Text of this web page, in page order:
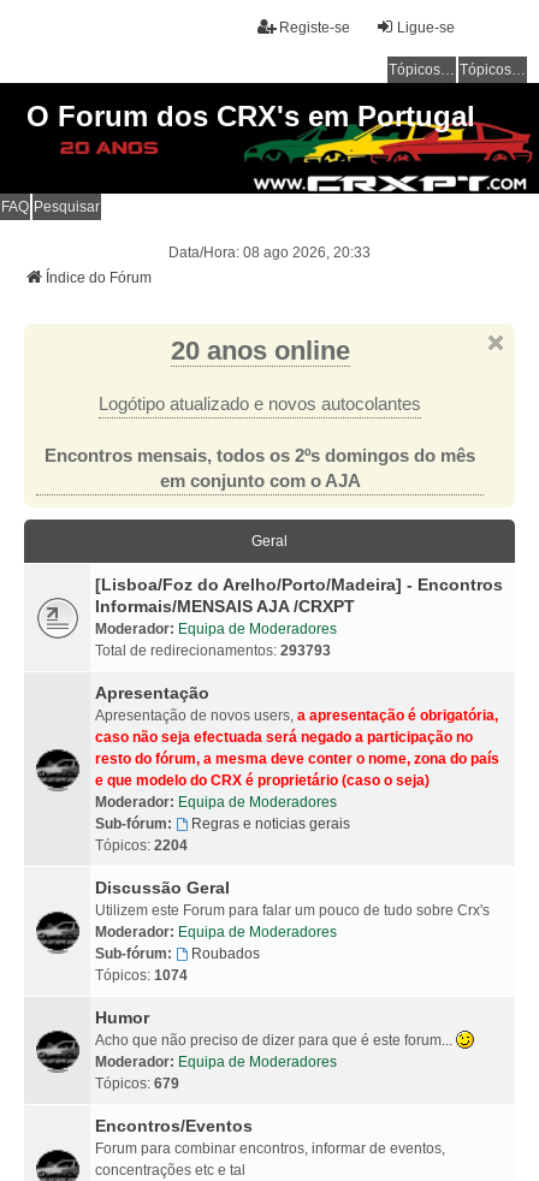
Ligue-se
Registe-se
Tópicos sem resposta Tópicos ativos
O Forum dos CRX's em Portugal
FAQ Pesquisar
Data/Hora: 08 ago 2026, 20:33
Índice do Fórum
20 anos online
Logótipo atualizado e novos autocolantes
Encontros mensais, todos os 2ºs domingos do mês
em conjunto com o AJA
Geral
[Lisboa/Foz do Arelho/Porto/Madeira] - Encontros
Informais/MENSAIS AJA /CRXPT
Moderador: Equipa de Moderadores
Total de redirecionamentos: 293793
Apresentação
Apresentação de novos users, a apresentação é obrigatória,
caso não seja efectuada será negado a participação no
resto do fórum, a mesma deve conter o nome, zona do país
e que modelo do CRX é proprietário (caso o seja)
Moderador: Equipa de Moderadores
Sub-fórum:
Regras e noticias gerais
Tópicos: 2204
Discussão Geral
Utilizem este Forum para falar um pouco de tudo sobre Crx's
Moderador: Equipa de Moderadores
Sub-fórum:
Roubados
Tópicos: 1074
Humor
Acho que não preciso de dizer para que é este forum...
Moderador: Equipa de Moderadores
Tópicos: 679
Encontros/Eventos
Forum para combinar encontros, informar de eventos,
concentrações etc e tal